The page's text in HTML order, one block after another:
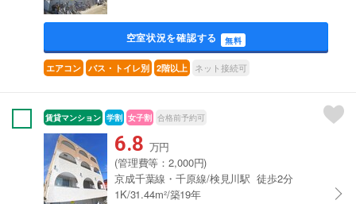
空室状況を確認する 無料
エアコン バス・トイレ別 2階以上 ネット接続可
賃貸マンション 学割 女子割 合格前予約可
6.8 万円
(管理費等：2,000円)
京成千葉線・千原線/検見川駅 徒歩2分
1K/31.44m²/築19年